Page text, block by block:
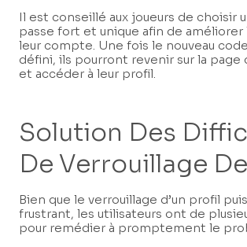
Il est conseillé aux joueurs de choisir
passe fort et unique afin de améliorer
leur compte. Une fois le nouveau
défini, ils pourront revenir sur la page
et accéder à leur profil.
Solution Des
De Verrouillage
Bien que le verrouillage d’un profil
frustrant, les utilisateurs ont de
pour remédier à promptement le